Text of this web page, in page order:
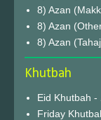
8) Azan
8) Azan
Khutbah